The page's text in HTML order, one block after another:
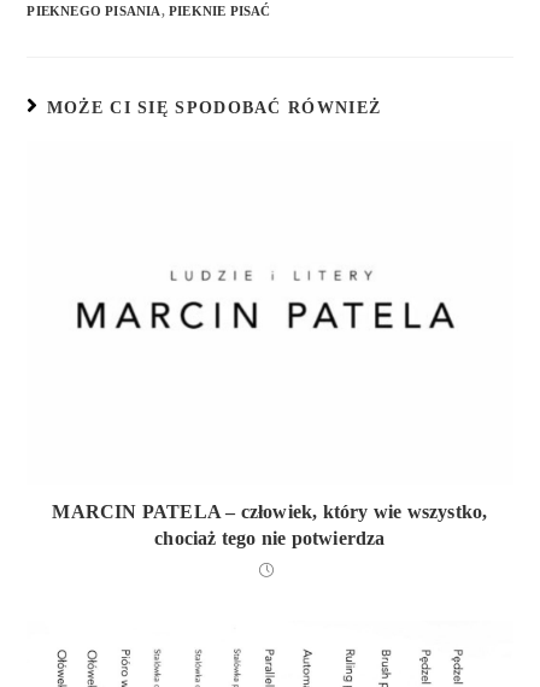
PIEKNEGO PISANIA, PIEKNIE PISAĆ
MOŻE CI SIĘ SPODOBAĆ RÓWNIEŻ
MARCIN PATELA – człowiek, który wie wszystko,
chociaż tego nie potwierdza